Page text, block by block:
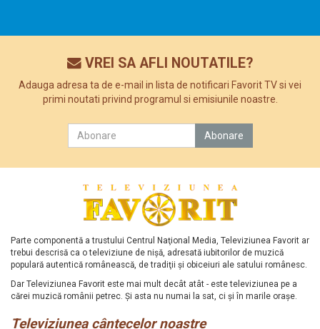
VREI SA AFLI NOUTATILE?
Adauga adresa ta de e-mail in lista de notificari Favorit TV si vei
primi noutati privind programul si emisiunile noastre.
Parte componentă a trustului Centrul Naţional Media, Televiziunea Favorit ar
trebui descrisă ca o televiziune de nişă, adresată iubitorilor de muzică
populară autentică românească, de tradiţii şi obiceiuri ale satului românesc.
Dar Televiziunea Favorit este mai mult decât atât - este televiziunea pe a
cărei muzică românii petrec. Şi asta nu numai la sat, ci şi în marile oraşe.
Televiziunea cântecelor noastre